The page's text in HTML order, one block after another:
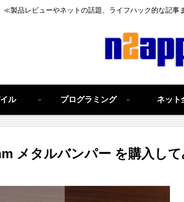
≪製品レビューやネットの話題、ライフハック的な記事
ル プログラミング ネット
メタルバンパー を購入し